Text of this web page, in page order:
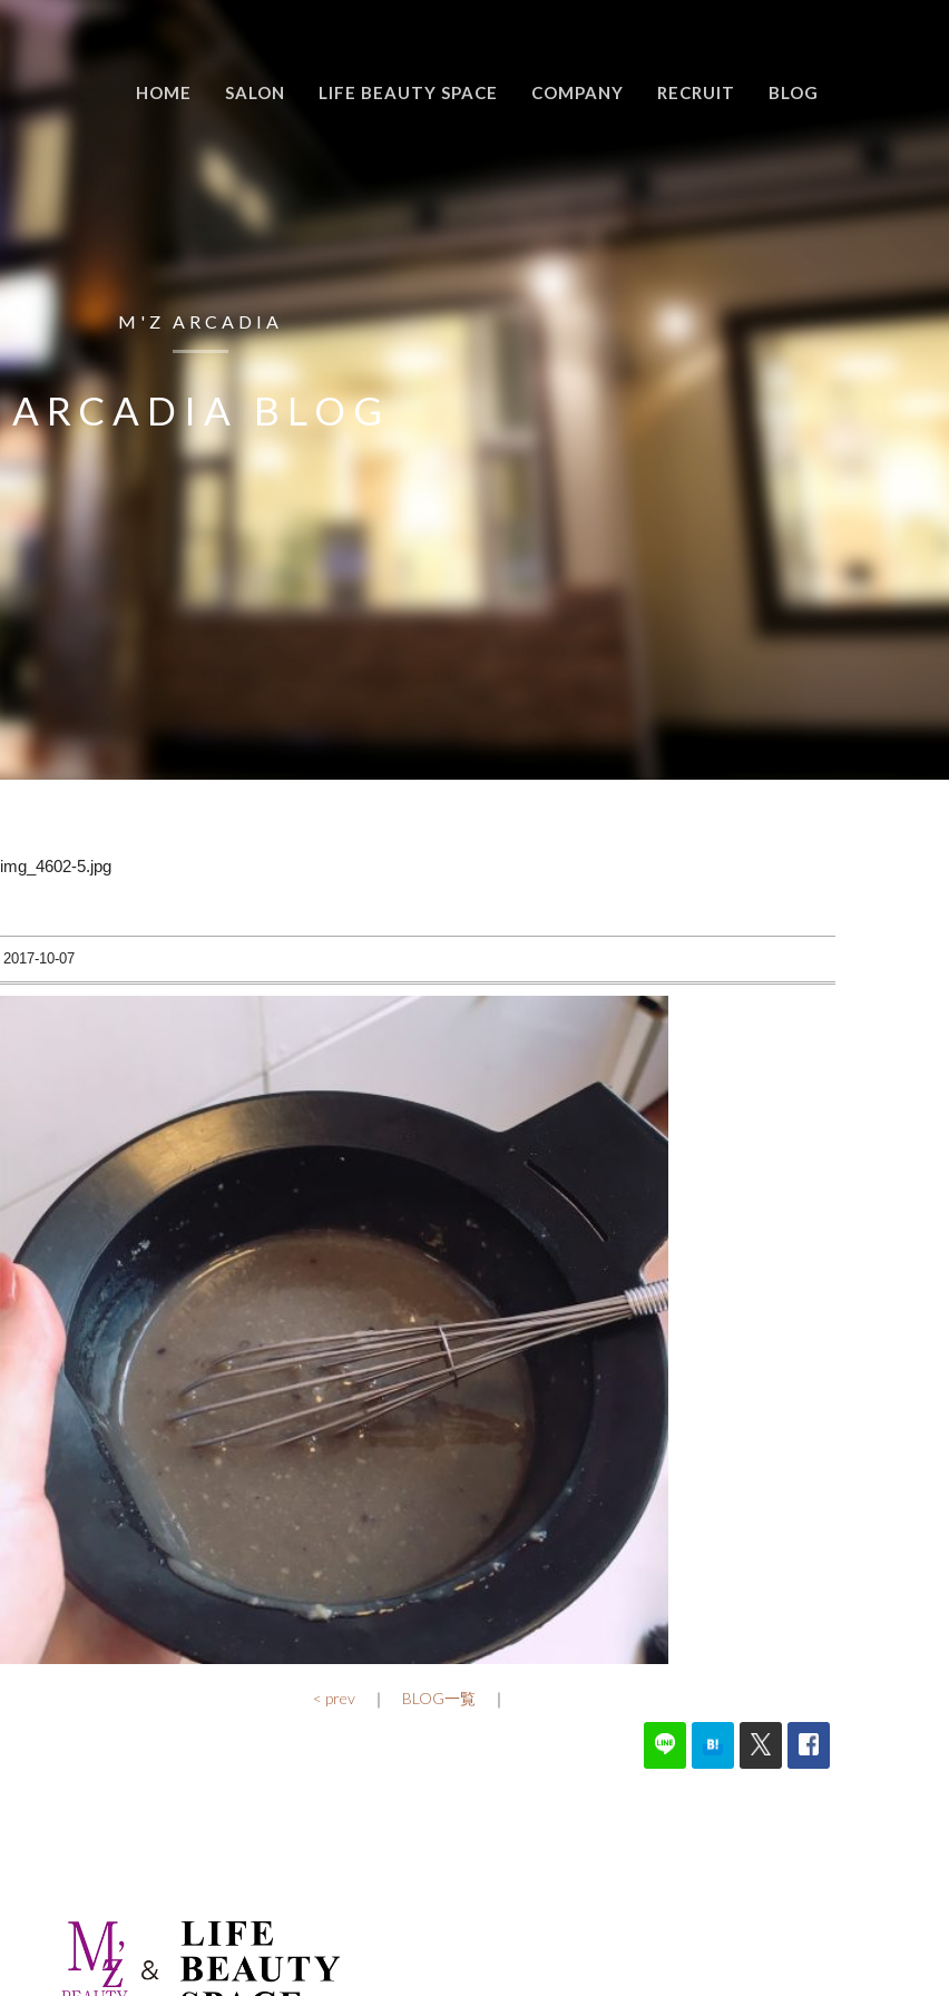
HOME SALON LIFE BEAUTY SPACE COMPANY RECRUIT BLOG
M'Z ARCADIA
ARCADIA BLOG
img_4602-5.jpg
2017-10-07
< prev｜ BLOG一覧｜